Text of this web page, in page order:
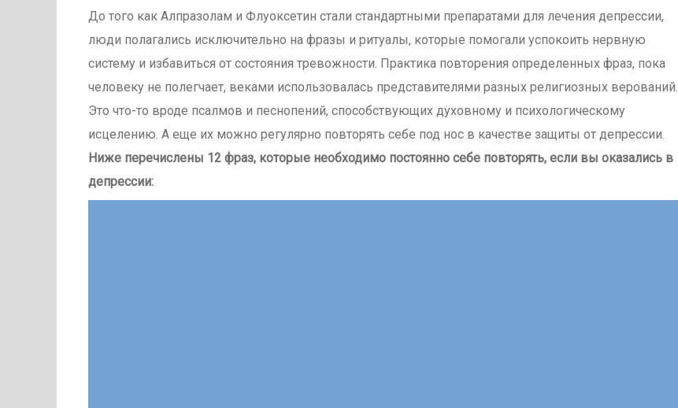
До того как Алпразолам и Флуоксетин стали стандартными препаратами для лечения депрессии,
люди полагались исключительно на фразы и ритуалы, которые помогали успокоить нервную
систему и избавиться от состояния тревожности. Практика повторения определенных фраз, пока
человеку не полегчает, веками использовалась представителями разных религиозных верований.
Это что-то вроде псалмов и песнопений, способствующих духовному и психологическому
исцелению. А еще их можно регулярно повторять себе под нос в качестве защиты от депрессии.
Ниже перечислены 12 фраз, которые необходимо постоянно себе повторять, если вы оказались в
депрессии: